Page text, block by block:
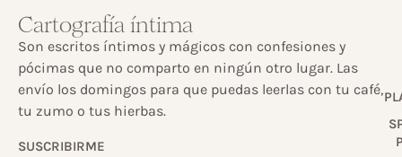
Cartografía íntima
Son escritos íntimos y mágicos con confesiones y
pócimas que no comparto en ningún otro lugar. Las
envío los domingos para que puedas leerlas con tu café,
tu zumo o tus hierbas.
SUSCRIBIRME